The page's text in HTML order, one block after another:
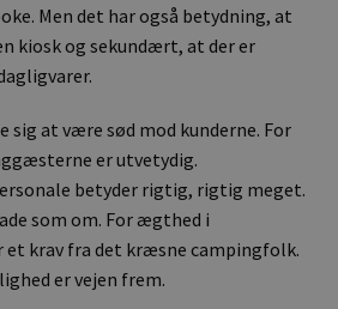
Men det har også betydning, at
kiosk og sekundært, at der er
sig at være sød mod kunderne. For
er utvetydig.
betyder rigtig, rigtig meget.
som om. For ægthed i
et krav fra det kræsne campingfolk.
er vejen frem.